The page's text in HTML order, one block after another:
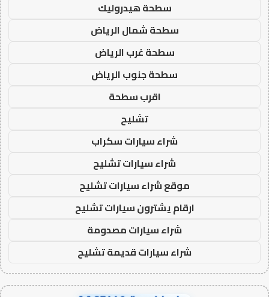
سطحة هيدروليك
سطحة شمال الرياض
سطحة غرب الرياض
سطحة جنوب الرياض
اقرب سطحة
تشليح
شراء سيارات سكراب
شراء سيارات تشليح
موقع شراء سيارات تشليح
ارقام يشترون سيارات تشليح
شراء سيارات مصدومة
شراء سيارات قديمة تشليح